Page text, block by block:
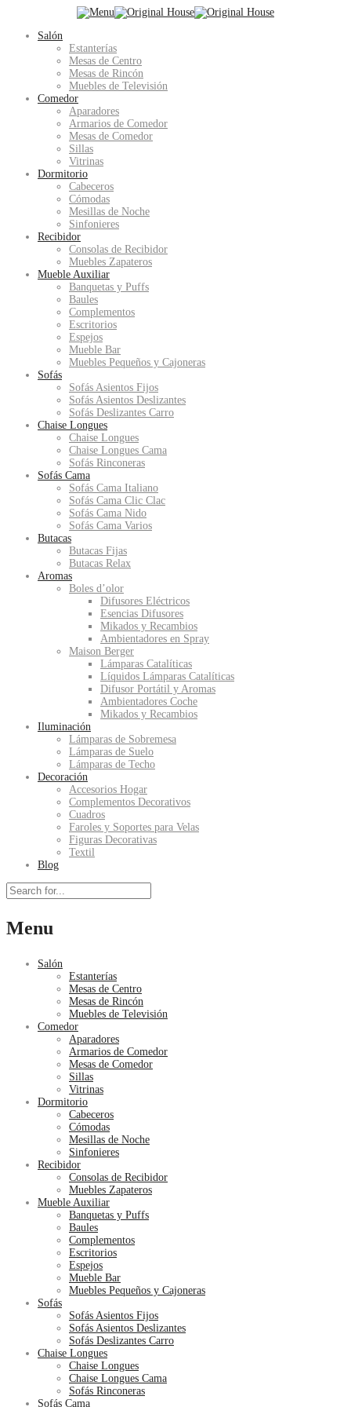
Salón
Estanterías
Mesas de Centro
Mesas de Rincón
Muebles de Televisión
Comedor
Aparadores
Armarios de Comedor
Mesas de Comedor
Sillas
Vitrinas
Dormitorio
Cabeceros
Cómodas
Mesillas de Noche
Sinfonieres
Recibidor
Consolas de Recibidor
Muebles Zapateros
Mueble Auxiliar
Banquetas y Puffs
Baules
Complementos
Escritorios
Espejos
Mueble Bar
Muebles Pequeños y Cajoneras
Sofás
Sofás Asientos Fijos
Sofás Asientos Deslizantes
Sofás Deslizantes Carro
Chaise Longues
Chaise Longues
Chaise Longues Cama
Sofás Rinconeras
Sofás Cama
Sofás Cama Italiano
Sofás Cama Clic Clac
Sofás Cama Nido
Sofás Cama Varios
Butacas
Butacas Fijas
Butacas Relax
Aromas
Boles d’olor
Difusores Eléctricos
Esencias Difusores
Mikados y Recambios
Ambientadores en Spray
Maison Berger
Lámparas Catalíticas
Líquidos Lámparas Catalíticas
Difusor Portátil y Aromas
Ambientadores Coche
Mikados y Recambios
Iluminación
Lámparas de Sobremesa
Lámparas de Suelo
Lámparas de Techo
Decoración
Accesorios Hogar
Complementos Decorativos
Cuadros
Faroles y Soportes para Velas
Figuras Decorativas
Textil
Blog
Menu
Salón
Estanterías
Mesas de Centro
Mesas de Rincón
Muebles de Televisión
Comedor
Aparadores
Armarios de Comedor
Mesas de Comedor
Sillas
Vitrinas
Dormitorio
Cabeceros
Cómodas
Mesillas de Noche
Sinfonieres
Recibidor
Consolas de Recibidor
Muebles Zapateros
Mueble Auxiliar
Banquetas y Puffs
Baules
Complementos
Escritorios
Espejos
Mueble Bar
Muebles Pequeños y Cajoneras
Sofás
Sofás Asientos Fijos
Sofás Asientos Deslizantes
Sofás Deslizantes Carro
Chaise Longues
Chaise Longues
Chaise Longues Cama
Sofás Rinconeras
Sofás Cama